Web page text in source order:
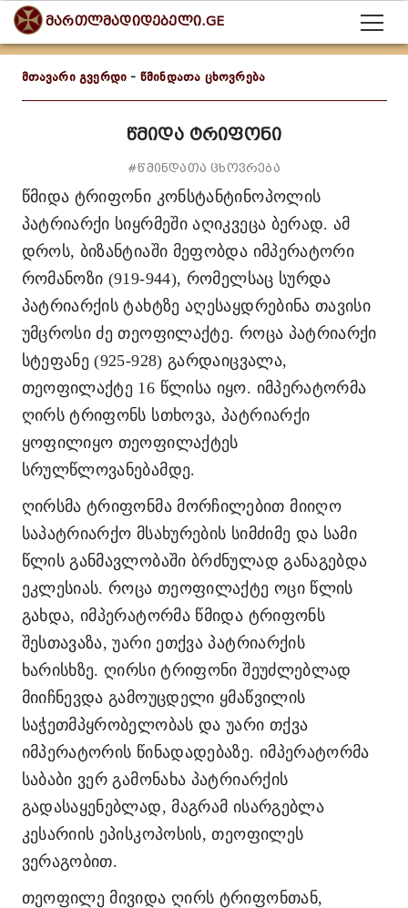
მართლმადიდებელი.GE
მთავარი გვერდი - წმინდათა ცხოვრება
წმიდა ტრიფონი
#წმინდათა ცხოვრება
წმიდა ტრიფონი კონსტანტინოპოლის
პატრიარქი სიყრმეში აღიკვეცა ბერად. ამ
დროს, ბიზანტიაში მეფობდა იმპერატორი
რომანოზი (919-944), რომელსაც სურდა
პატრიარქის ტახტზე აღესაყდრებინა თავისი
უმცროსი ძე თეოფილაქტე. როცა პატრიარქი
სტეფანე (925-928) გარდაიცვალა,
თეოფილაქტე 16 წლისა იყო. იმპერატორმა
ღირს ტრიფონს სთხოვა, პატრიარქი
ყოფილიყო თეოფილაქტეს
სრულწლოვანებამდე.
ღირსმა ტრიფონმა მორჩილებით მიიღო
საპატრიარქო მსახურების სიმძიმე და სამი
წლის განმავლობაში ბრძნულად განაგებდა
ეკლესიას. როცა თეოფილაქტე ოცი წლის
გახდა, იმპერატორმა წმიდა ტრიფონს
შესთავაზა, უარი ეთქვა პატრიარქის
ხარისხზე. ღირსი ტრიფონი შეუძლებლად
მიიჩნევდა გამოუცდელი ყმაწვილის
საჭეთმპყრობელობას და უარი თქვა
იმპერატორის წინადადებაზე. იმპერატორმა
საბაბი ვერ გამონახა პატრიარქის
გადასაყენებლად, მაგრამ ისარგებლა
კესარიის ეპისკოპოსის, თეოფილეს
ვერაგობით.
თეოფილე მივიდა ღირს ტრიფონთან,